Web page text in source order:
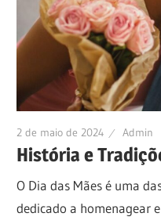
2 de maio de 2024 Admin
História e
O Dia das Mães é uma
dedicado a homenagear